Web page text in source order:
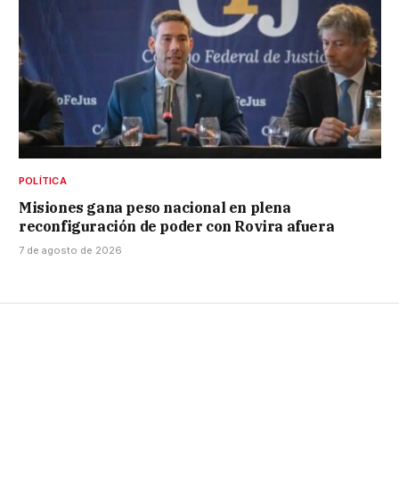
POLÍTICA
Misiones gana peso nacional en plena
reconfiguración de poder con Rovira afuera
7 de agosto de 2026